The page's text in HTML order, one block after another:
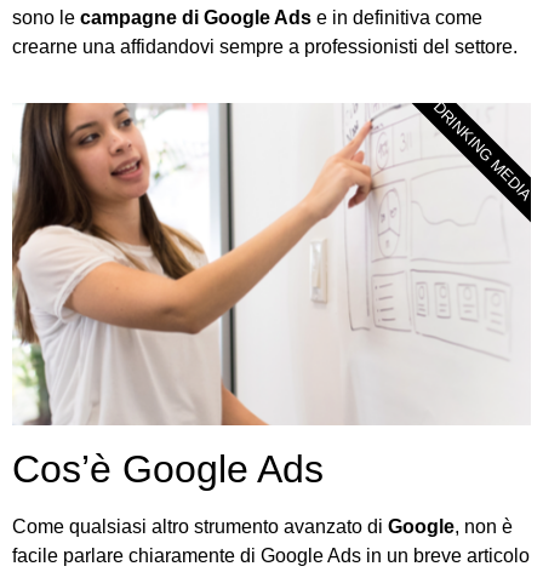
sono le campagne di Google Ads e in definitiva come
crearne una affidandovi sempre a professionisti del settore.
DRINKING MEDIA
Cos’è Google Ads
Come qualsiasi altro strumento avanzato di Google, non è
facile parlare chiaramente di Google Ads in un breve articolo